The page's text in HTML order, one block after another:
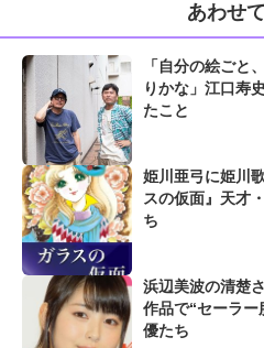
あわせ
「自分の絵ごと
りかな」江口寿
たこと
姫川亜弓に姫川
スの仮面』天才
ち
浜辺美波の清楚
作品で“セーラ
優たち